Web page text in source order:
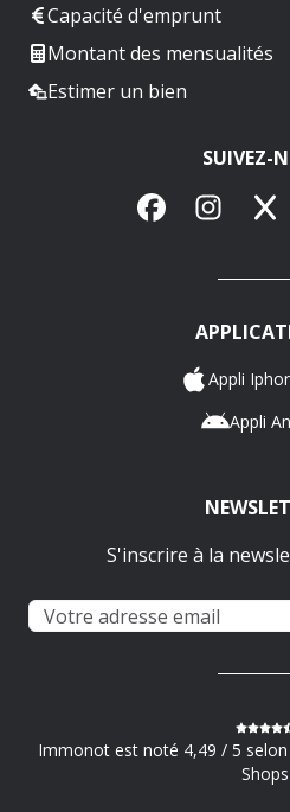
Capacité d'emprunt
Montant des mensualités
Estimer un bien
SUIVEZ-
FacebookInstagram
X
Appli
Appli
S'inscrire à la
Immonot est noté 4,49 / 5
Shops